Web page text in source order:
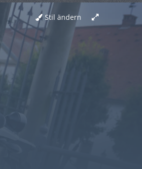
Stil ändern